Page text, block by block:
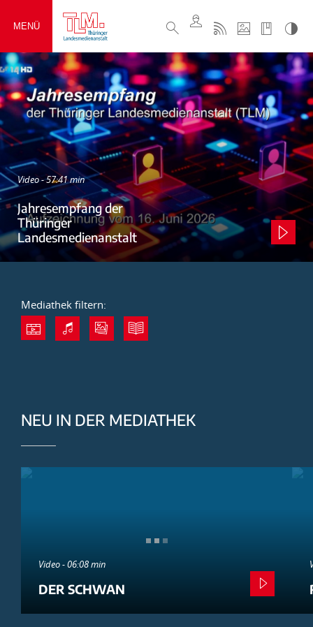
MENÜ
Video - 57:41 min
Jahresempfang der
Thüringer
Landesmedienanstalt
Mediathek filtern:
NEU IN DER MEDIATHEK
Video - 06:08 min
DER SCHWAN